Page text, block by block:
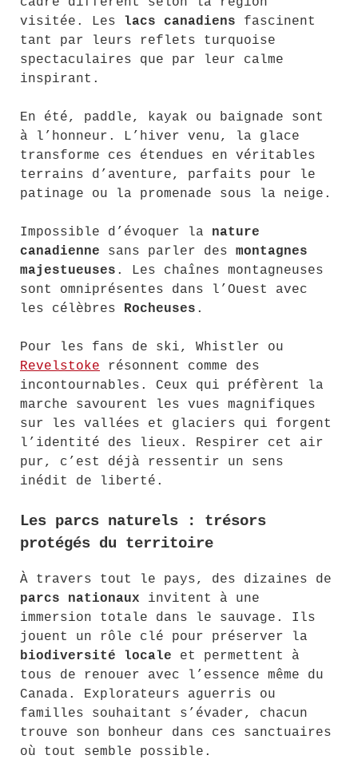
visitée. Les lacs canadiens fascinent
tant par leurs reflets turquoise
spectaculaires que par leur calme
inspirant.
En été, paddle, kayak ou baignade sont
à l’honneur. L’hiver venu, la glace
transforme ces étendues en véritables
terrains d’aventure, parfaits pour le
patinage ou la promenade sous la neige.
Impossible d’évoquer la nature
canadienne sans parler des montagnes
majestueuses . Les chaînes montagneuses
sont omniprésentes dans l’Ouest avec
les célèbres Rocheuses .
Pour les fans de ski, Whistler ou
Revelstoke résonnent comme des
incontournables. Ceux qui préfèrent la
marche savourent les vues magnifiques
sur les vallées et glaciers qui forgent
l’identité des lieux. Respirer cet air
pur, c’est déjà ressentir un sens
inédit de liberté.
Les parcs naturels : trésors
protégés du territoire
À travers tout le pays, des dizaines de
parcs nationaux invitent à une
immersion totale dans le sauvage. Ils
jouent un rôle clé pour préserver la
biodiversité locale et permettent à
tous de renouer avec l’essence même du
Canada. Explorateurs aguerris ou
familles souhaitant s’évader, chacun
trouve son bonheur dans ces sanctuaires
où tout semble possible.